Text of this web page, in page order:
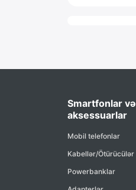
Smartfonlar və
aksessuarlar
Mobil telefonlar
Kabellər/Ötürücülər
Powerbanklar